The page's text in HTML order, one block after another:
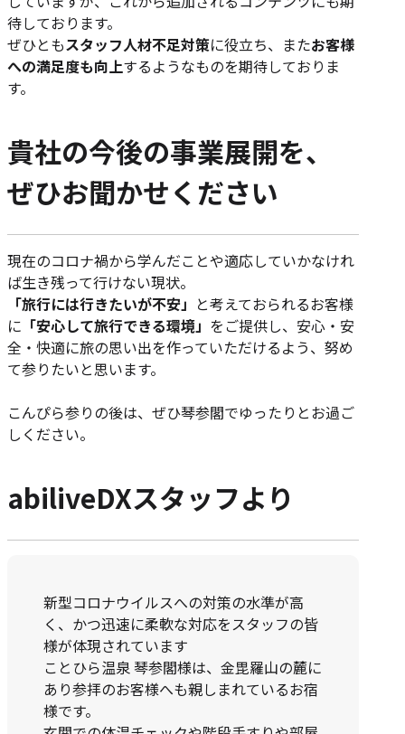
待しております。
ぜひともスタッフ人材不足対策に役立ち、またお客様
への満足度も向上するようなものを期待しておりま
す。
貴社の今後の事業展開を、
ぜひお聞かせください
現在のコロナ禍から学んだことや適応していかなけれ
ば生き残って行けない現状。
「旅行には行きたいが不安」 と考えておられるお客様
に 「安心して旅行できる環境」 をご提供し、安心・安
全・快適に旅の思い出を作っていただけるよう、努め
て参りたいと思います。
こんぴら参りの後は、ぜひ琴参閣でゆったりとお過ご
しください。
abiliveDXスタッフより
新型コロナウイルスへの対策の水準が高
く、かつ迅速に柔軟な対応をスタッフの皆
様が体現されています
ことひら温泉 琴参閣様は、金毘羅山の麓に
あり参拝のお客様へも親しまれているお宿
様です。